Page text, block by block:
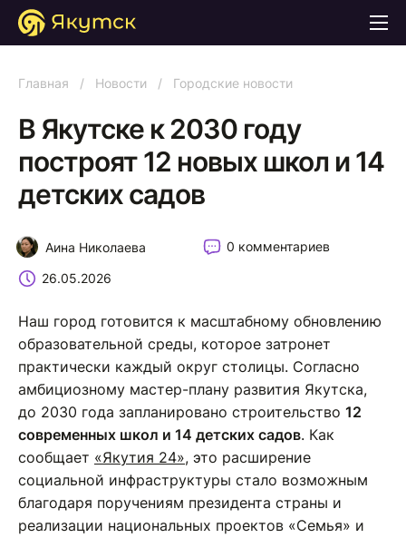
Главная / Новости / Городские новости
В Якутске к 2030 году
построят 12 новых школ и 14
детских садов
Аина Николаева 0 комментариев
26.05.2026
Наш город готовится к масштабному обновлению
образовательной среды, которое затронет
практически каждый округ столицы. Согласно
амбициозному мастер-плану развития Якутска,
до 2030 года запланировано строительство 12
современных школ и 14 детских садов. Как
сообщает «Якутия 24», это расширение
социальной инфраструктуры стало возможным
благодаря поручениям президента страны и
реализации национальных проектов «Семья» и